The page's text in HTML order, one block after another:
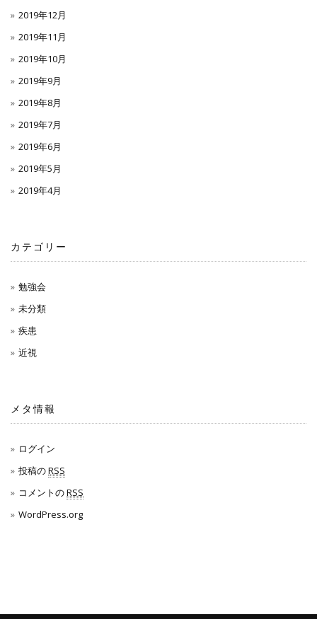
2019年12月
2019年11月
2019年10月
2019年9月
2019年8月
2019年7月
2019年6月
2019年5月
2019年4月
カテゴリー
勉強会
未分類
疾患
近視
メタ情報
ログイン
投稿のRSS
コメントのRSS
WordPress.org